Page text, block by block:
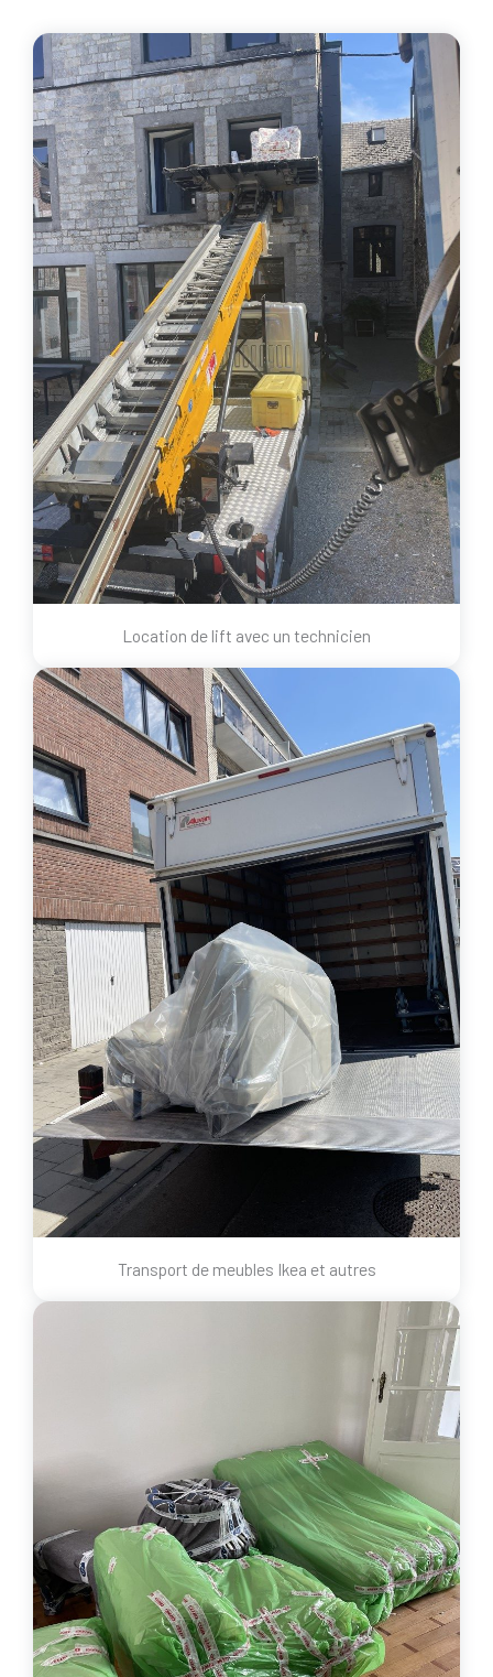
Location de lift avec un technicien
Transport de meubles Ikea et autres